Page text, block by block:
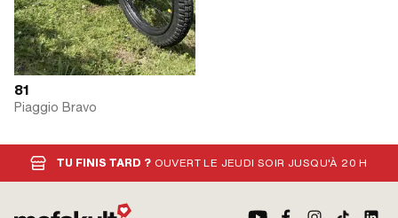
81
Piaggio Bravo
TU FINIS TARD ? OUVERT LE JEUDI SOIR JUSQU'À 20 H